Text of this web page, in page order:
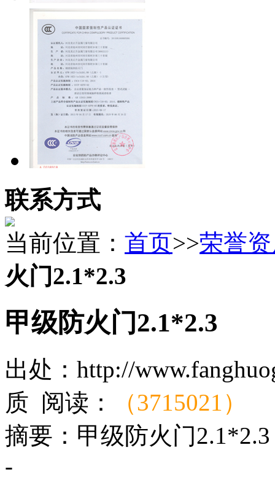
联系方式
当前位置： 首页>>荣誉
火门2.1*2.3
甲级防火门2.1*2.3
出处：http://
质 阅读：
（3715021）
摘要： 甲级防火门2.1*2.3
-